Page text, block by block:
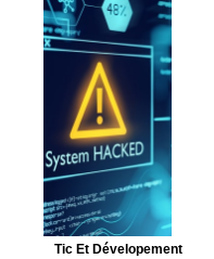
Tic Et Dévelopement